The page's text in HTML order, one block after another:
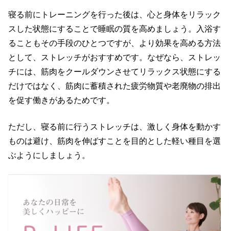
寝る前にトレーニングを行った後は、心と身体をリラック
スした状態にすることで睡眠の質を高めましょう。入浴す
ることもその手段のひとつですが、より効果を高める方法
として、ストレッチがおすすめです。なぜなら、ストレッ
チには、筋肉をクールダウンさせてリラックス状態にする
だけではなく、筋肉に蓄積された疲労物質や老廃物の排出
を促す働きがあるためです。
ただし、寝る前に行うストレッチは、激しく身体を動かす
ものは避け、筋肉を伸ばすことを目的とした軽い種目を選
ぶようにしましょう。